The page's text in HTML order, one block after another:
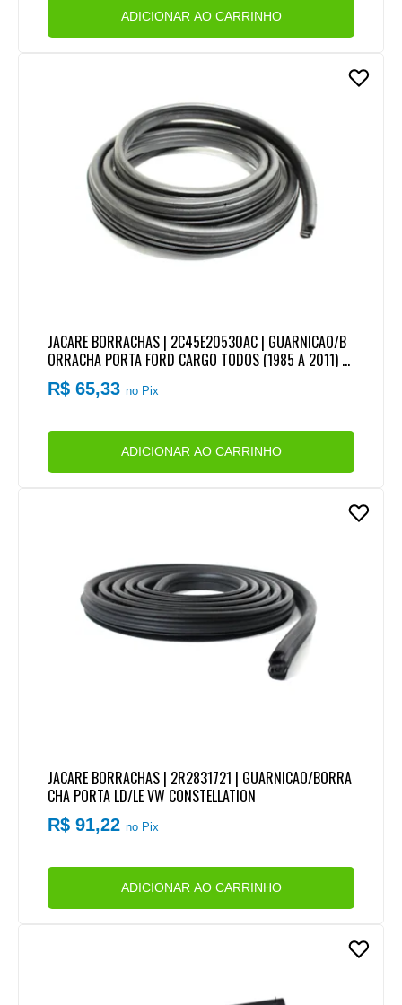
ADICIONAR AO CARRINHO
JACARE BORRACHAS | 2C45E20530AC | GUARNICAO/B
ORRACHA PORTA FORD CARGO TODOS (1985 A 2011) (C
OM ABA) (4,5 METROS)
R$ 65,33no Pix
ADICIONAR AO CARRINHO
JACARE BORRACHAS | 2R2831721 | GUARNICAO/BORRA
CHA PORTA LD/LE VW CONSTELLATION
R$ 91,22no Pix
ADICIONAR AO CARRINHO